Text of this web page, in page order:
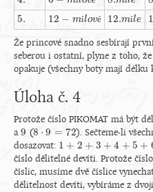
5.
5. 12 − mílové
12−m ílové 12.míle
12.míle
Že princové snadno sesbírají
seberou i ostatní, plyne z toho,
opakuje (všechny boty mají
Úloha č. 4
Protože číslo PIKOMAT má být
a 9
9 (8 ⋅ 9 = 72
8⋅ 9 =72
). Sečteme-li
dosazovat: 1 + 2 + 3 + 4 + 5 +
1 +2+3 +4 +5 +6 +7 +8 +9 =
číslo dělitelné devíti. Protože
číslic, musíme dvě číslice
dělitelnost devíti, vybíráme z